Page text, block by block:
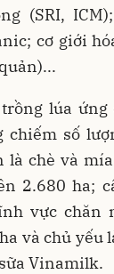
(SRI,
cơ giới
lúa ứng
chiếm số
là chè và
2.680 ha;
vực chăn
và chủ yếu
Vinamilk.